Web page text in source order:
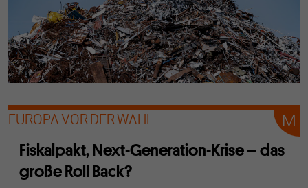
EUROPA VOR DER WAHL
Fiskalpakt, Next-Generation-Krise – das
große Roll Back?